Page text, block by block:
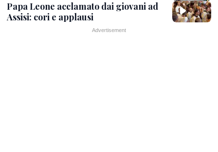
Papa Leone acclamato dai giovani ad
Assisi: cori e applausi